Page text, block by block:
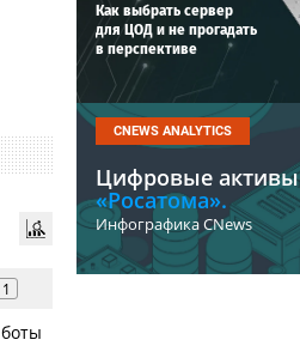
1
Как выбрать сервер
для ЦОД и не прогадать
в перспективе
CNEWS ANALYTICS
Цифровые активы
«Росатома».
Инфографика CNews